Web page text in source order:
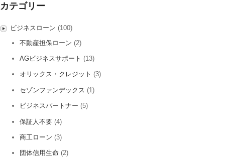
カテゴリー
ビジネスローン (100)
不動産担保ローン (2)
AGビジネスサポート (13)
オリックス・クレジット (3)
セゾンファンデックス (1)
ビジネスパートナー (5)
保証人不要 (4)
商工ローン (3)
団体信用生命 (2)